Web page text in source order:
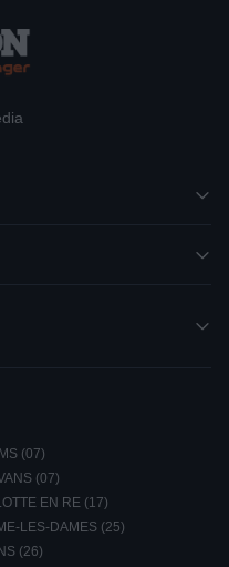
(07)
(07)
EN RE (17)
LES-DAMES (25)
(26)